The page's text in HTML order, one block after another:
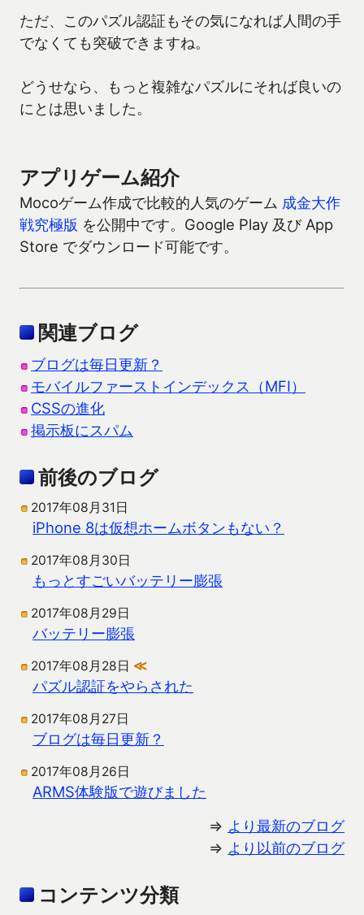
ただ、このパズル認証もその気になれば人間の手
でなくても突破できますね。
どうせなら、もっと複雑なパズルにそれば良いの
にとは思いました。
アプリゲーム紹介
Mocoゲーム作成で比較的人気のゲーム 成金大作
戦究極版 を公開中です。Google Play 及び App
Store でダウンロード可能です。
関連ブログ
ブログは毎日更新？
モバイルファーストインデックス（MFI）
CSSの進化
掲示板にスパム
前後のブログ
2017年08月31日
iPhone 8は仮想ホームボタンもない？
2017年08月30日
もっとすごいバッテリー膨張
2017年08月29日
バッテリー膨張
2017年08月28日 ≪
パズル認証をやらされた
2017年08月27日
ブログは毎日更新？
2017年08月26日
ARMS体験版で遊びました
⇒ より最新のブログ
⇒ より以前のブログ
コンテンツ分類